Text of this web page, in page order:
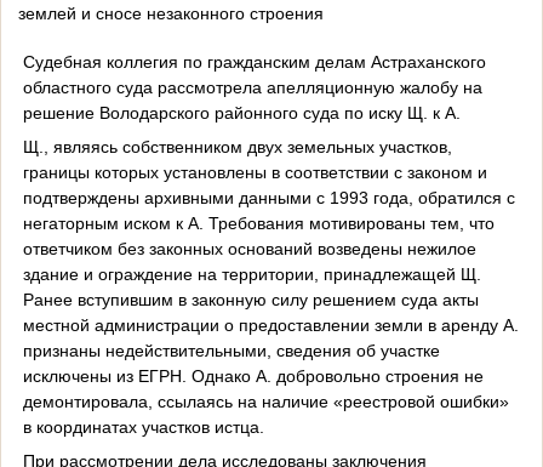
землей и сносе незаконного строения
Судебная коллегия по гражданским делам Астраханского
областного суда рассмотрела апелляционную жалобу на
решение Володарского районного суда по иску Щ. к А.
Щ., являясь собственником двух земельных участков,
границы которых установлены в соответствии с законом и
подтверждены архивными данными с 1993 года, обратился с
негаторным иском к А. Требования мотивированы тем, что
ответчиком без законных оснований возведены нежилое
здание и ограждение на территории, принадлежащей Щ.
Ранее вступившим в законную силу решением суда акты
местной администрации о предоставлении земли в аренду А.
признаны недействительными, сведения об участке
исключены из ЕГРН. Однако А. добровольно строения не
демонтировала, ссылаясь на наличие «реестровой ошибки»
в координатах участков истца.
При рассмотрении дела исследованы заключения